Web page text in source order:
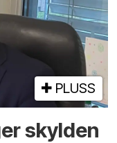
PLUSS
skylden